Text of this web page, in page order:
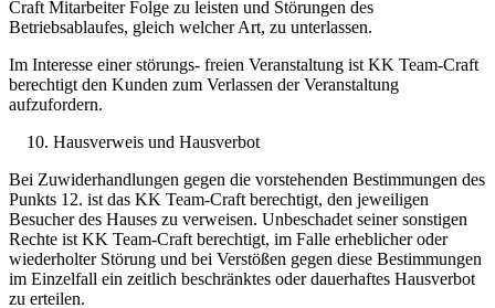
Craft Mitarbeiter Folge zu leisten und Störungen des
Betriebsablaufes, gleich welcher Art, zu unterlassen.
Im Interesse einer störungs- freien Veranstaltung ist KK Team-Craft
berechtigt den Kunden zum Verlassen der Veranstaltung
aufzufordern.
Hausverweis und Hausverbot
Bei Zuwiderhandlungen gegen die vorstehenden Bestimmungen des
Punkts 12. ist das KK Team-Craft berechtigt, den jeweiligen
Besucher des Hauses zu verweisen. Unbeschadet seiner sonstigen
Rechte ist KK Team-Craft berechtigt, im Falle erheblicher oder
wiederholter Störung und bei Verstößen gegen diese Bestimmungen
im Einzelfall ein zeitlich beschränktes oder dauerhaftes Hausverbot
zu erteilen.